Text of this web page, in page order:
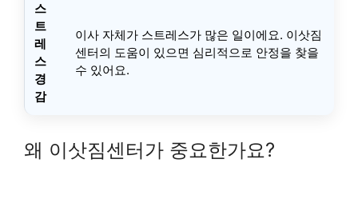
스
트
레
스
경
감
이사 자체가 스트레스가 많은 일이에요. 이삿짐
센터의 도움이 있으면 심리적으로 안정을 찾을
수 있어요.
왜 이삿짐센터가 중요한가요?